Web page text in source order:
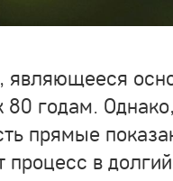
являющееся
80 годам.
прямые
процесс в